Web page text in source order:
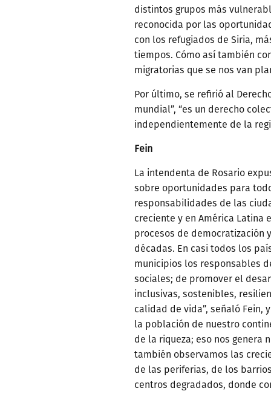
distintos grupos más
reconocida por las
con los refugiados de Siria,
tiempos. Cómo así también
migratorias que se nos van
Por último, se refirió al
mundial”, “es un derecho
independientemente de la
Fein
La intendenta de Rosario
sobre oportunidades para
responsabilidades de las
creciente y en América Latina
procesos de democratización
décadas. En casi todos los
municipios los responsables
sociales; de promover el
inclusivas, sostenibles,
calidad de vida”, señaló Fein,
la población de nuestro
de la riqueza; eso nos genera
también observamos las
de las periferias, de los
centros degradados, donde